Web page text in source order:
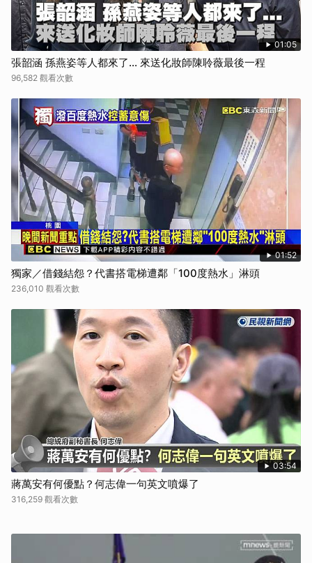
01:05
張韶涵 孫燕姿等人都來了... 來送化妝師陳聆薇最後一程
96,582 觀看次數
01:52
獨家／借錢結怨？代書搭電梯遭鄰「100度熱水」淋頭
236,010 觀看次數
03:54
蔣萬安有何優點？何志偉一句英文噴爆了
316,259 觀看次數